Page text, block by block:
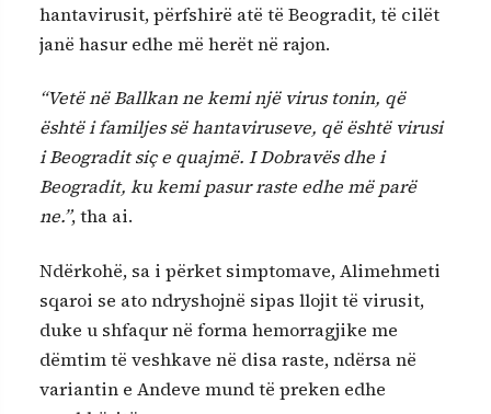
hantavirusit, përfshirë atë të Beogradit, të cilët
janë hasur edhe më herët në rajon.
“Vetë në Ballkan ne kemi një virus tonin, që
është i familjes së hantaviruseve, që është virusi
i Beogradit siç e quajmë. I Dobravës dhe i
Beogradit, ku kemi pasur raste edhe më parë
ne.”, tha ai.
Ndërkohë, sa i përket simptomave, Alimehmeti
sqaroi se ato ndryshojnë sipas llojit të virusit,
duke u shfaqur në forma hemorragjike me
dëmtim të veshkave në disa raste, ndërsa në
variantin e Andeve mund të preken edhe